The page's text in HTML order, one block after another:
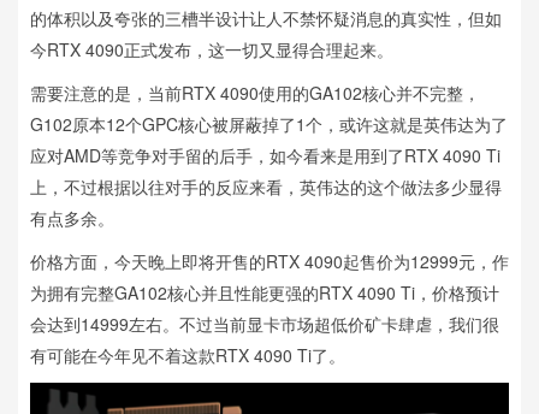
的体积以及夸张的三槽半设计让人不禁怀疑消息的真实性，但如
今RTX 4090正式发布，这一切又显得合理起来。
需要注意的是，当前RTX 4090使用的GA102核心并不完整，
G102原本12个GPC核心被屏蔽掉了1个，或许这就是英伟达为了
应对AMD等竞争对手留的后手，如今看来是用到了RTX 4090 Ti
上，不过根据以往对手的反应来看，英伟达的这个做法多少显得
有点多余。
价格方面，今天晚上即将开售的RTX 4090起售价为12999元，作
为拥有完整GA102核心并且性能更强的RTX 4090 Ti，价格预计
会达到14999左右。不过当前显卡市场超低价矿卡肆虐，我们很
有可能在今年见不着这款RTX 4090 Ti了。